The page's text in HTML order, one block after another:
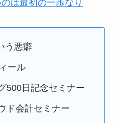
は最初の一歩なり
う悪癖
ール
日記念セミナー
ド会計セミナー